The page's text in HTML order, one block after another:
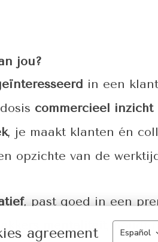
agreement Español
jou?
in een
commercieel inzicht
, je maakt klanten én
opzichte van de
, past goed in een
mentaliteit , houdt